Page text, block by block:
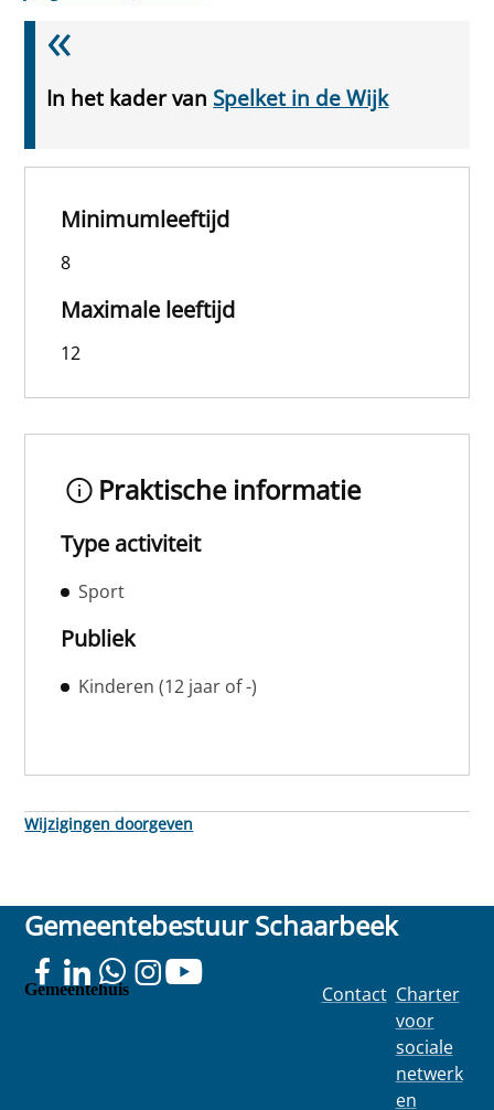
In het kader van Spelket in de Wijk
Minimumleeftijd
8
Maximale leeftijd
12
Praktische informatie
Type activiteit
Sport
Publiek
Kinderen (12 jaar of -)
Wijzigingen doorgeven
Gemeentebestuur Schaarbeek
Gemeentehuis Contact Charter
voor
sociale
netwerk
en